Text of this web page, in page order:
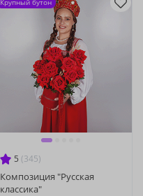
5 (345)
Композиция "Русская
классика"
Крупный бутон